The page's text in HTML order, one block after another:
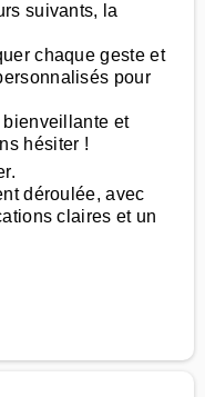
suivants, la
chaque geste et
pour
bienveillante et
hésiter !
déroulée, avec
claires et un